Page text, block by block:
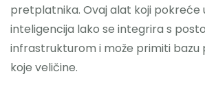
pretplatnika. Ovaj alat koji pokreće
inteligencija lako se integrira s
infrastrukturom i može primiti bazu
koje veličine.